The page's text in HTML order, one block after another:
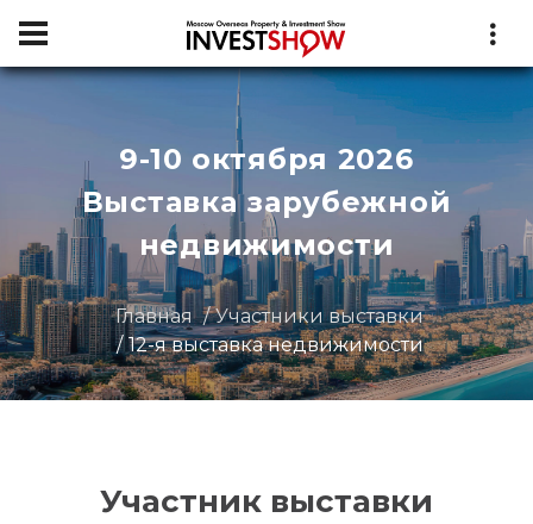
9-10 октября 2026
Выставка зарубежной
недвижимости
Главная
Участники выставки
12-я выставка недвижимости
Участник выставки